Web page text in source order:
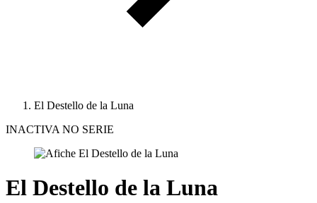
El Destello de la Luna
INACTIVA NO SERIE
El Destello de la Luna